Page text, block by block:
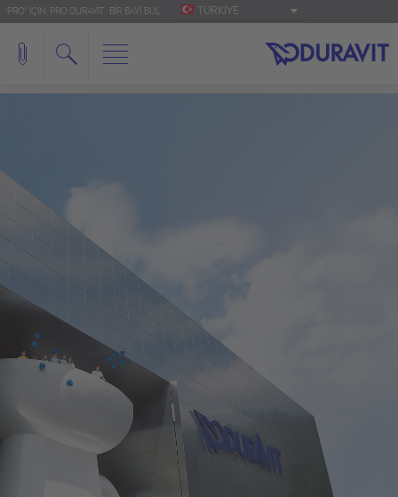
'PRO' IÇIN: PRO.DURAVIT BIR BAYI BUL TÜRKIYE